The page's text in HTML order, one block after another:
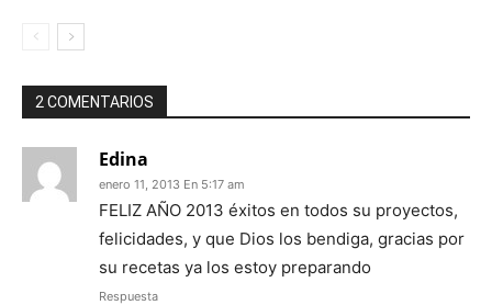
2 COMENTARIOS
Edina
enero 11, 2013 En 5:17 am
FELIZ AÑO 2013 éxitos en todos su proyectos,
felicidades, y que Dios los bendiga, gracias por
su recetas ya los estoy preparando
Respuesta